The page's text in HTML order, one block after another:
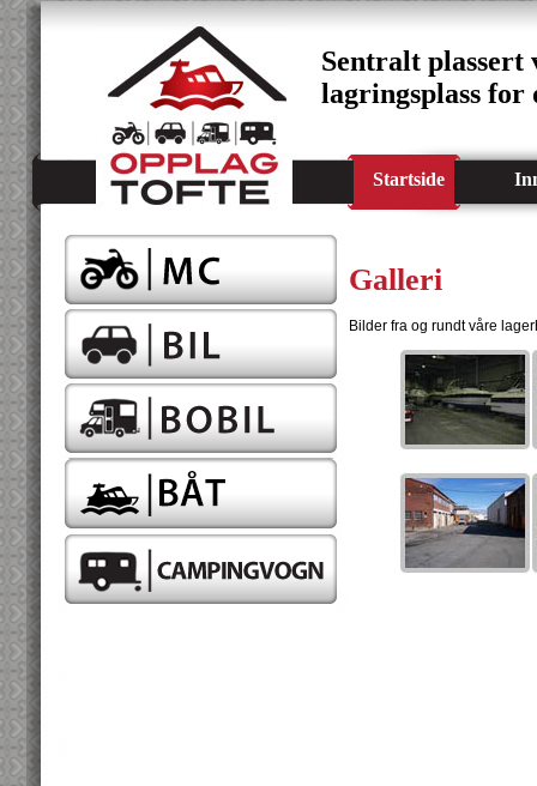
Sentralt plassert
lagringsplass for
Startside
Galleri
Bilder fra og rundt våre